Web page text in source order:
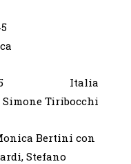
Italia
Tiribocchi
Bertini con
Stefano